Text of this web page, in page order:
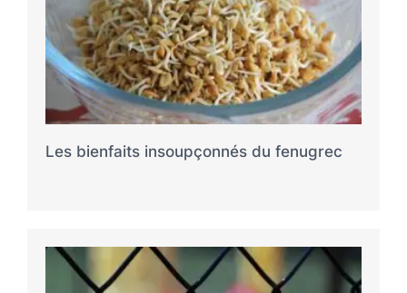
Les bienfaits insoupçonnés du fenugrec